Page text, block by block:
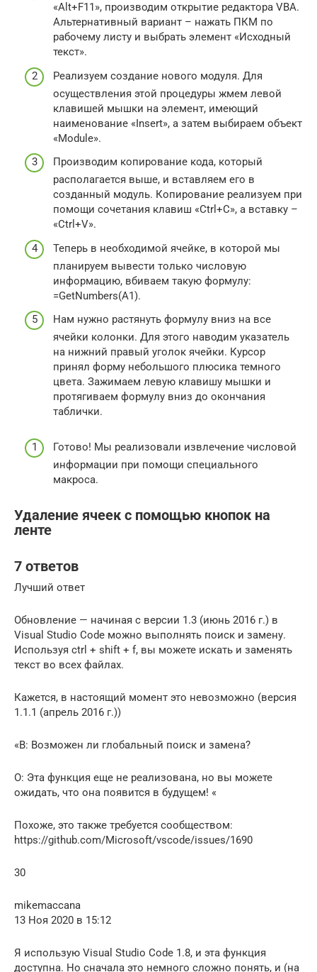
«Alt+F11», производим открытие редактора VBA.
Альтернативный вариант – нажать ПКМ по
рабочему листу и выбрать элемент «Исходный
текст».
Реализуем создание нового модуля. Для
осуществления этой процедуры жмем левой
клавишей мышки на элемент, имеющий
наименование «Insert», а затем выбираем объект
«Module».
Производим копирование кода, который
располагается выше, и вставляем его в
созданный модуль. Копирование реализуем при
помощи сочетания клавиш «Ctrl+C», а вставку –
«Ctrl+V».
Теперь в необходимой ячейке, в которой мы
планируем вывести только числовую
информацию, вбиваем такую формулу:
=GetNumbers(А1).
Нам нужно растянуть формулу вниз на все
ячейки колонки. Для этого наводим указатель
на нижний правый уголок ячейки. Курсор
принял форму небольшого плюсика темного
цвета. Зажимаем левую клавишу мышки и
протягиваем формулу вниз до окончания
таблички.
Готово! Мы реализовали извлечение числовой
информации при помощи специального
макроса.
Удаление ячеек с помощью кнопок на
ленте
7 ответов
Лучший ответ
Обновление — начиная с версии 1.3 (июнь 2016 г.) в
Visual Studio Code можно выполнять поиск и замену.
Используя ctrl + shift + f, вы можете искать и заменять
текст во всех файлах.
Кажется, в настоящий момент это невозможно (версия
1.1.1 (апрель 2016 г.))
«В: Возможен ли глобальный поиск и замена?
О: Эта функция еще не реализована, но вы можете
ожидать, что она появится в будущем! «
Похоже, это также требуется сообществом:
https://github.com/Microsoft/vscode/issues/1690
30
mikemaccana
13 Ноя 2020 в 15:12
Я использую Visual Studio Code 1.8, и эта функция
доступна. Но сначала это немного сложно понять, и (на